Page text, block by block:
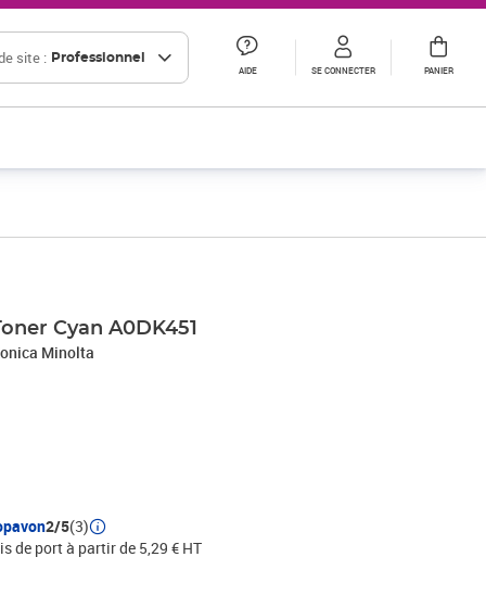
site : Professionnel
AIDE SE CONNECTER PANIER
Cyan A0DK451
Minolta
2/5(3)
de port à partir de 5,29 € HT